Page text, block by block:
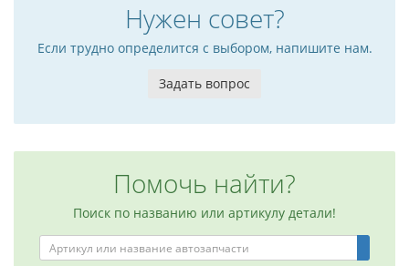
Нужен совет?
Если трудно определится с выбором, напишите нам.
Задать вопрос
Помочь найти?
Поиск по названию или артикулу детали!